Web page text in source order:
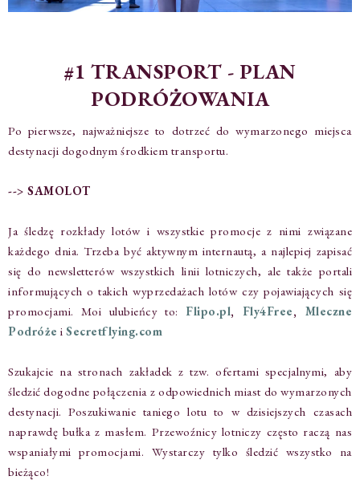
#1 TRANSPORT - PLAN
PODRÓŻOWANIA
Po pierwsze, najważniejsze to dotrzeć do wymarzonego miejsca
destynacji dogodnym środkiem transportu.
--> SAMOLOT
Ja śledzę rozkłady lotów i wszystkie promocje z nimi związane
każdego dnia. Trzeba być aktywnym internautą, a najlepiej zapisać
się do newsletterów wszystkich linii lotniczych, ale także portali
informujących o takich wyprzedażach lotów czy pojawiających się
promocjami. Moi ulubieńcy to: Flipo.pl, Fly4Free, Mleczne
Podróże i Secretflying.com
Szukajcie na stronach zakładek z tzw. ofertami specjalnymi, aby
śledzić dogodne połączenia z odpowiednich miast do wymarzonych
destynacji. Poszukiwanie taniego lotu to w dzisiejszych czasach
naprawdę bułka z masłem. Przewoźnicy lotniczy często raczą nas
wspaniałymi promocjami. Wystarczy tylko śledzić wszystko na
bieżąco!